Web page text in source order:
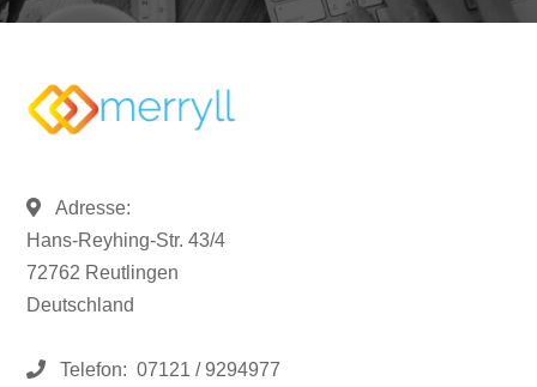
Adresse:
Hans-Reyhing-Str. 43/4
72762 Reutlingen
Deutschland
Telefon: 07121 / 9294977